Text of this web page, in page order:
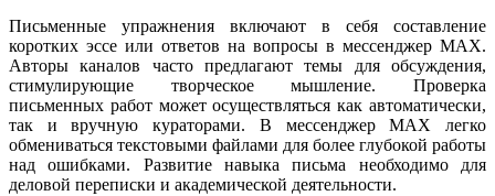
Письменные упражнения включают в себя составление
коротких эссе или ответов на вопросы в мессенджер MAX.
Авторы каналов часто предлагают темы для обсуждения,
стимулирующие творческое мышление. Проверка
письменных работ может осуществляться как автоматически,
так и вручную кураторами. В мессенджер MAX легко
обмениваться текстовыми файлами для более глубокой работы
над ошибками. Развитие навыка письма необходимо для
деловой переписки и академической деятельности.